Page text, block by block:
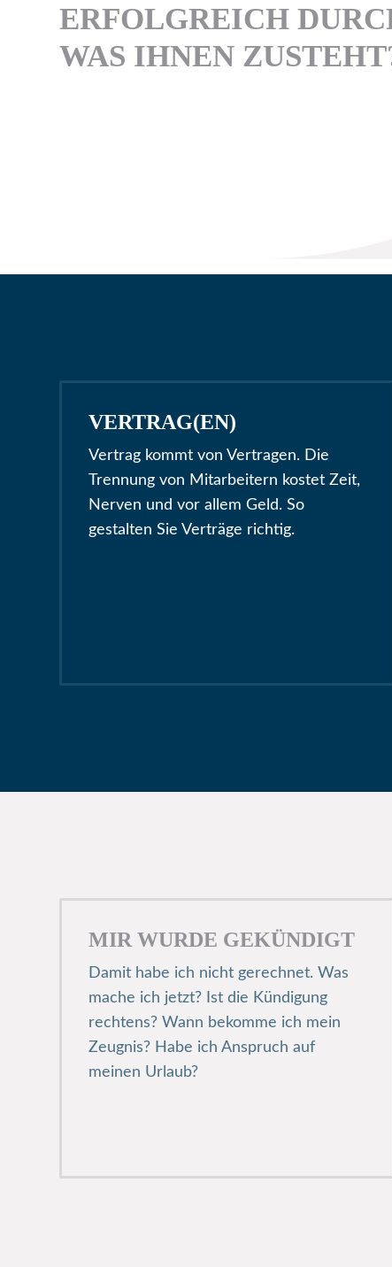
ERFOLGREICH
WAS IHNEN
VERTRAG(EN)
Vertrag kommt von Vertragen. Die
Trennung von Mitarbeitern kostet Zeit,
Nerven und vor allem Geld. So
gestalten Sie Verträge richtig.
MIR WURDE GEKÜNDIGT
Damit habe ich nicht gerechnet. Was
mache ich jetzt? Ist die Kündigung
rechtens? Wann bekomme ich mein
Zeugnis? Habe ich Anspruch auf
meinen Urlaub?